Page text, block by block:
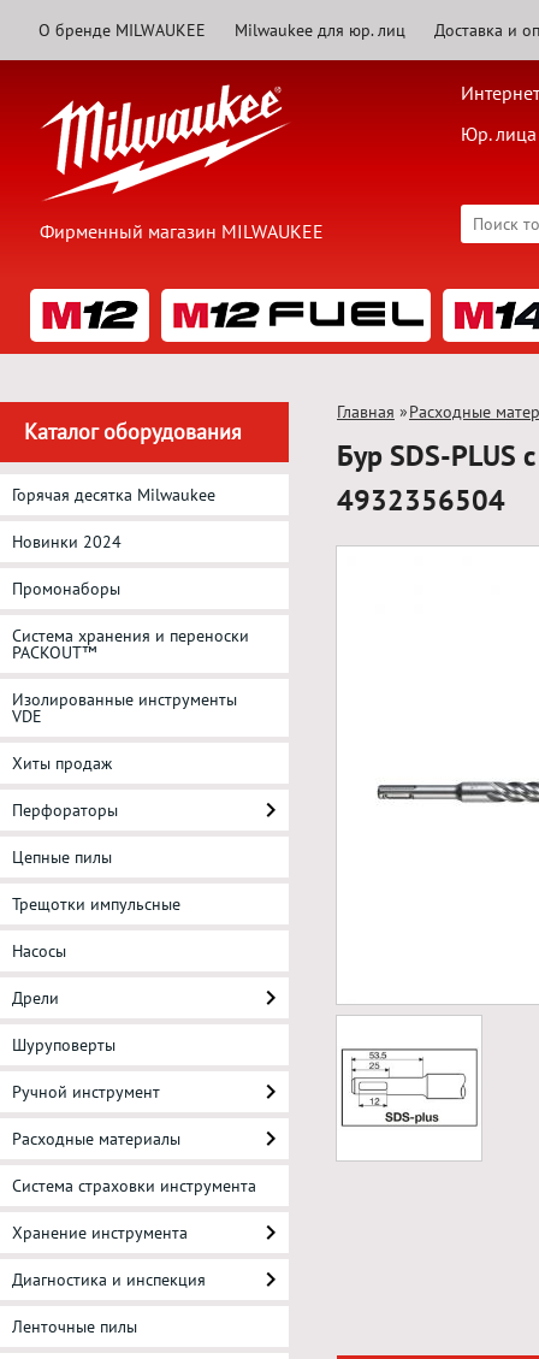
О бренде MILWAUKEE Milwaukee для юр. лиц Доставка и
Фирменный магазин MILWAUKEE
Юр. лица
Каталог оборудования
Горячая десятка Milwaukee
Новинки 2024
Промонаборы
Система хранения и переноски
PACKOUT™
Изолированные инструменты
VDE
Хиты продаж
Перфораторы
Цепные пилы
Трещотки импульсные
Насосы
Дрели
Шуруповерты
Ручной инструмент
Расходные материалы
Система страховки инструмента
Хранение инструмента
Диагностика и инспекция
Ленточные пилы
Главная »Расходные
Бур SDS-
4932356504